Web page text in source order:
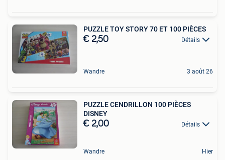
PUZZLE TOY STORY 70 ET 100 PIÈCES
€ 2,50 Détails
Wandre 3 août 26
PUZZLE CENDRILLON 100 PIÈCES
DISNEY
€ 2,00 Détails
Wandre Hier